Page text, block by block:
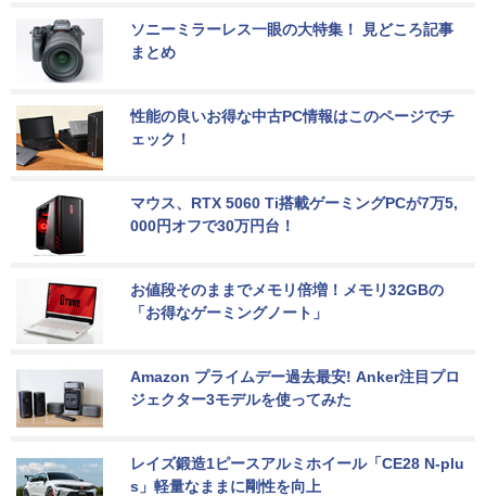
ソニーミラーレス一眼の大特集！ 見どころ記事
まとめ
性能の良いお得な中古PC情報はこのページでチ
ェック！
マウス、RTX 5060 Ti搭載ゲーミングPCが7万5,
000円オフで30万円台！
お値段そのままでメモリ倍増！メモリ32GBの
「お得なゲーミングノート」
Amazon プライムデー過去最安! Anker注目プロ
ジェクター3モデルを使ってみた
レイズ鍛造1ピースアルミホイール「CE28 N-plu
s」軽量なままに剛性を向上